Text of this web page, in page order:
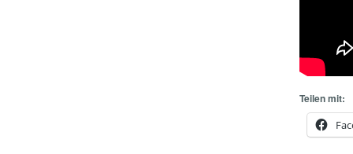
Teilen mit: